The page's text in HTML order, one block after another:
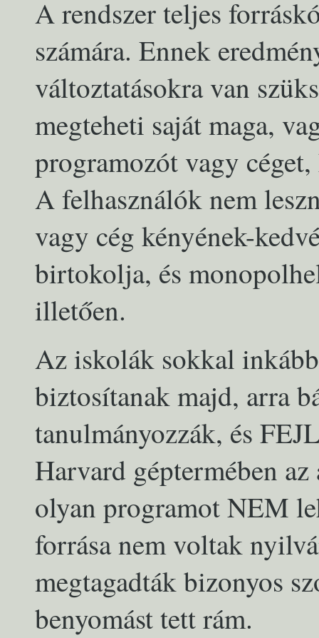
A rendszer teljes
számára. Ennek
változtatásokra van
megteheti saját maga,
programozót vagy
A felhasználók nem
vagy cég kényének-
birtokolja, és
illetően.
Az iskolák sokkal
biztosítanak majd, arra
tanulmányozzák, és
Harvard géptermében
olyan programot NEM
forrása nem voltak
megtagadták bizonyos
benyomást tett rám.